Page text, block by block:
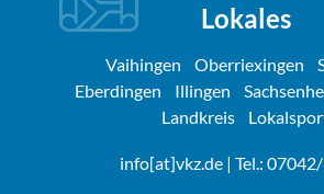
Lokales
Vaihingen Oberriexingen
Eberdingen
Illingen
Landkreis
info[at]vkz.de| Tel.: